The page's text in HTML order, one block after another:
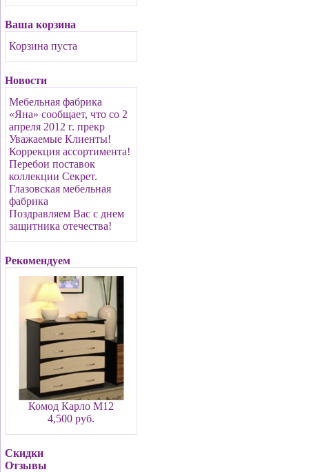
Ваша корзина
Корзина пуста
Новости
Мебельная фабрика
«Яна» сообщает, что со 2
апреля 2012 г. прекр
Уважаемые Клиенты!
Коррекция ассортимента!
Перебои поставок
коллекции Секрет.
Глазовская мебельная
фабрика
Поздравляем Вас с днем
защитника отечества!
Рекомендуем
Комод Карло М12
4,500 руб.
Скидки
Отзывы